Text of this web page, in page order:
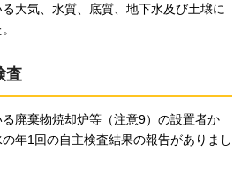
大気、水質、底質、地下水及び土壌に
査
廃棄物焼却炉等（注意9）の設置者か
年1回の自主検査結果の報告がありまし